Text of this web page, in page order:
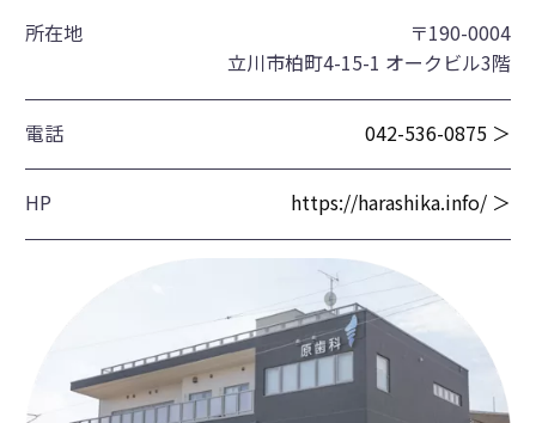
所在地
〒190-0004
立川市柏町4-15-1 オークビル3階
電話 042-536-0875 ＞
HP https://harashika.info/ ＞